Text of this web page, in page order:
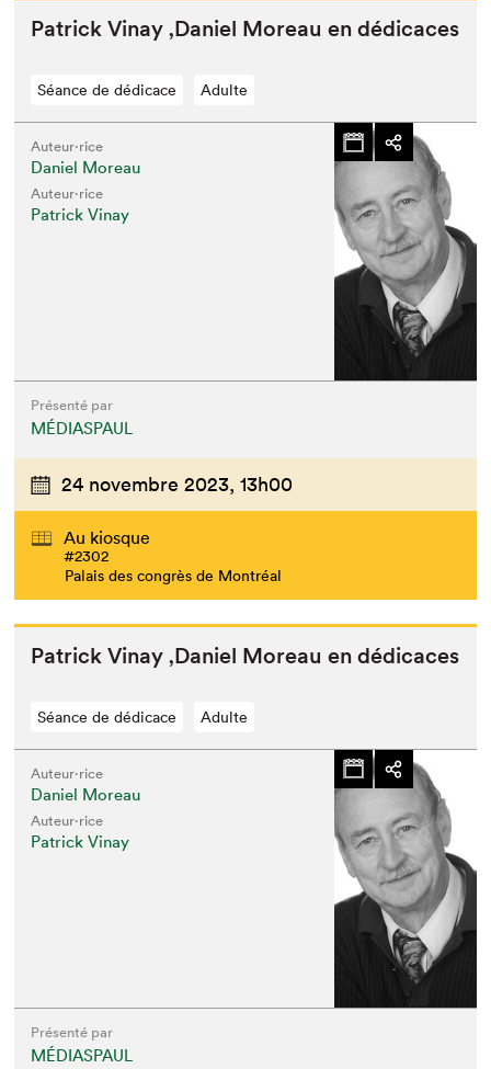
Patrick Vinay‚Daniel More­au en dédicaces
Séance de dédicace Adulte
Auteur·rice
Daniel Moreau
Auteur·rice
Patrick Vinay
Présenté par
MÉDIASPAUL
24 novembre 2023, 13h00
Au kiosque
#2302
Palais des congrès de Montréal
Patrick Vinay‚Daniel More­au en dédicaces
Séance de dédicace Adulte
Auteur·rice
Daniel Moreau
Auteur·rice
Patrick Vinay
Présenté par
MÉDIASPAUL